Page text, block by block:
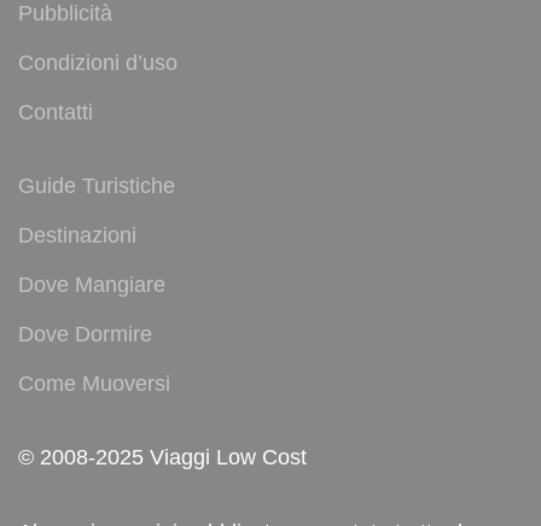
Pubblicità
Condizioni d’uso
Contatti
Guide Turistiche
Destinazioni
Dove Mangiare
Dove Dormire
Come Muoversi
© 2008-2025 Viaggi Low Cost